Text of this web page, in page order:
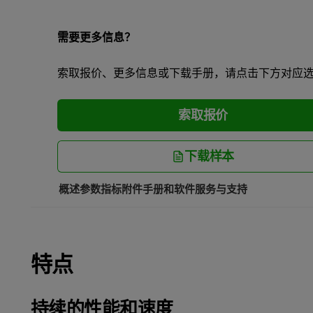
需要更多信息？
索取报价、更多信息或下载手册，请点击下方对应
索取报价
下载样本
概述参数指标附件手册和软件服务与支持
特点
持续的性能和速度